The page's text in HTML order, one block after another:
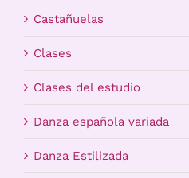
Carrito
Castañuelas
Clases
Clases del estudio
Danza española variada
Danza Estilizada